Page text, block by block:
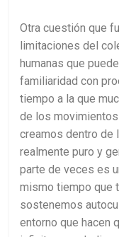
Otra cuestión que
limitaciones del
humanas que
familiaridad con
tiempo a la que
de los
creamos dentro
realmente puro y
parte de veces es
mismo tiempo que
sostenemos
entorno que hacen